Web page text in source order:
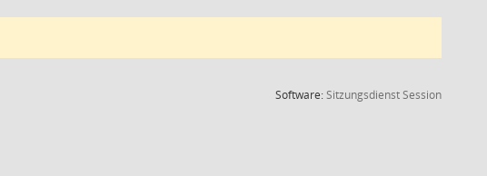
Software:SitzungsdienstSession(Wird in